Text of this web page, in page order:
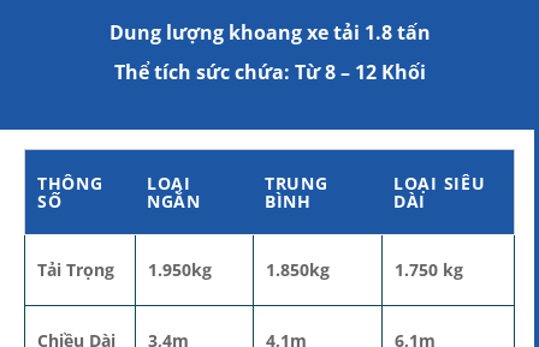
Dung lượng khoang xe tải 1.8 tấn
Thể tích sức chứa: Từ 8 – 12 Khối
THÔNG
SỐ
LOẠI
NGẮN
TRUNG
BÌNH
LOẠI SIÊU
DÀI
Tải Trọng 1.950kg 1.850kg 1.750 kg
Chiều Dài 3,4m 4,1m 6,1m